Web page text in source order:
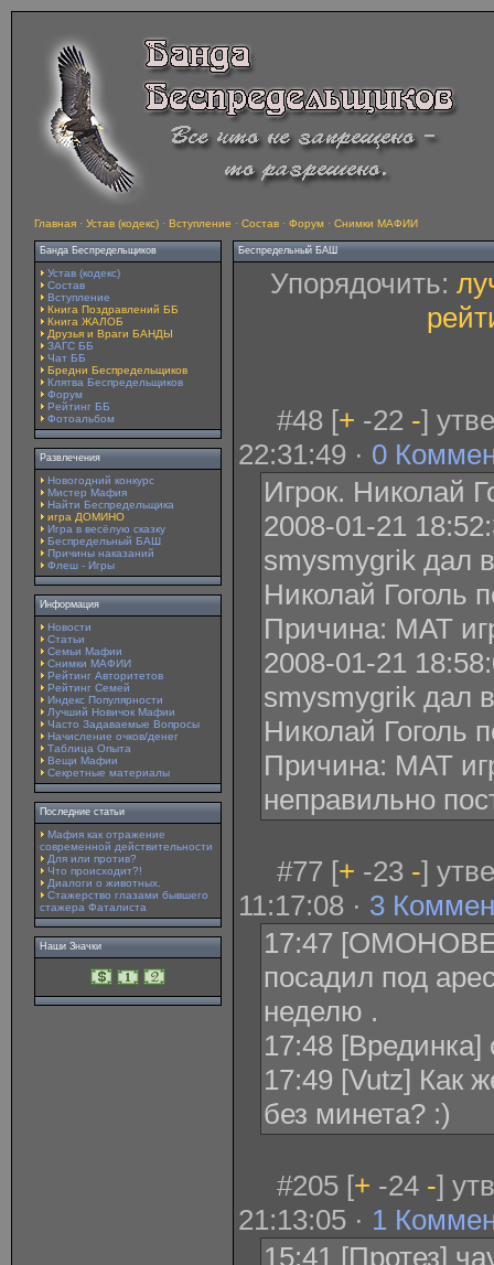
Главная · Устав (кодекс) · Вступление · Состав · Форум · Снимки МАФИИ
Банда Беспредельщиков
Устав (кодекс)
Состав
Вступление
Книга Поздравлений ББ
Книга ЖАЛОБ
Друзья и Враги БАНДЫ
ЗАГС ББ
Чат ББ
Бредни Беспредельщиков
Клятва Беспредельщиков
Форум
Рейтинг ББ
Фотоальбом
Развлечения
Новогодний конкурс
Мистер Мафия
Найти Беспредельщика
игра ДОМИНО
Игра в весёлую сказку
Беспредельный БАШ
Причины наказаний
Флеш - Игры
Информация
Новости
Статьи
Семьи Мафии
Снимки МАФИИ
Рейтинг Авторитетов
Рейтинг Семей
Индекс Популярности
Лучший Новичок Мафии
Часто Задаваемые Вопросы
Начисление очков/денег
Таблица Опыта
Вещи Мафии
Секретные материалы
Последние статьи
Мафия как отражение
современной действительности
Для или против?
Что происходит?!
Диалоги о животных.
Стажерство глазами бывшего
стажера Фаталиста
Наши Значки
Беспредельный БАШ
Упорядочить:
#48 [+ -22 -]
22:31:49 · 0
Игрок. Николай
2008-01-21
smysmygrik дал
Николай Гоголь
Причина: МАТ
2008-01-21
smysmygrik дал
Николай Гоголь
Причина: МАТ
неправильно
#77 [+ -23 -]
11:17:08 · 3
17:47
посадил под
неделю .
17:48 [Врединка]
17:49 [Vutz] Как
без минета? :)
#205 [+ -24 -]
21:13:05 · 1
15:41 [Протез]